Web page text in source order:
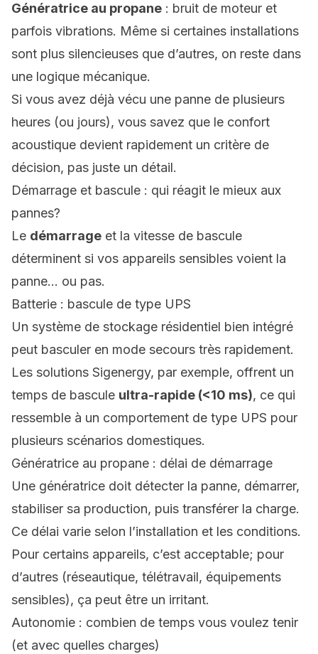
Génératrice au propane : bruit de moteur et
parfois vibrations. Même si certaines installations
sont plus silencieuses que d’autres, on reste dans
une logique mécanique.
Si vous avez déjà vécu une panne de plusieurs
heures (ou jours), vous savez que le confort
acoustique devient rapidement un critère de
décision, pas juste un détail.
Démarrage et bascule : qui réagit le mieux aux
pannes?
Le démarrage et la vitesse de bascule
déterminent si vos appareils sensibles voient la
panne… ou pas.
Batterie : bascule de type UPS
Un système de stockage résidentiel bien intégré
peut basculer en mode secours très rapidement.
Les solutions Sigenergy, par exemple, offrent un
temps de bascule ultra-rapide (<10 ms), ce qui
ressemble à un comportement de type UPS pour
plusieurs scénarios domestiques.
Génératrice au propane : délai de démarrage
Une génératrice doit détecter la panne, démarrer,
stabiliser sa production, puis transférer la charge.
Ce délai varie selon l’installation et les conditions.
Pour certains appareils, c’est acceptable; pour
d’autres (réseautique, télétravail, équipements
sensibles), ça peut être un irritant.
Autonomie : combien de temps vous voulez tenir
(et avec quelles charges)